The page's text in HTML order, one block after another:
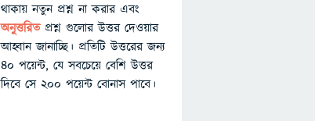
থাকায় নতুন প্রশ্ন না করার এবং
অনুত্তরিত প্রশ্ন গুলোর উত্তর দেওয়ার
আহ্বান জানাচ্ছি। প্রতিটি উত্তরের জন্য
৪০ পয়েন্ট, যে সবচেয়ে বেশি উত্তর
দিবে সে ২০০ পয়েন্ট বোনাস পাবে।